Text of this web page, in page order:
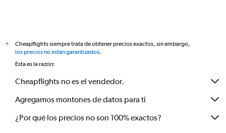
*
Cheapflights siempre trata de obtener precios exactos, sin embargo,
los precios no están garantizados.
Esta es la razón:
Cheapflights no es el vendedor.
Agregamos montones de datos para ti
¿Por qué los precios no son 100% exactos?